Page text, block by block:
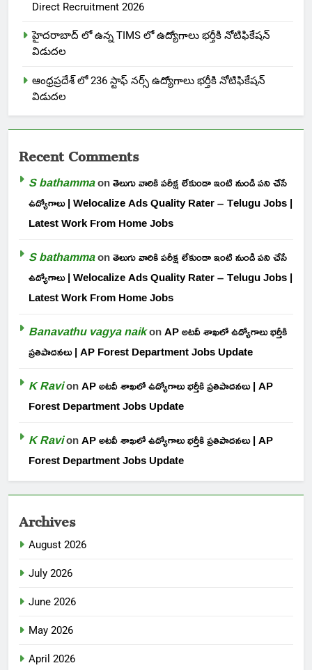
Direct Recruitment 2026
హైదరాబాద్ లో ఉన్న TIMS లో ఉద్యోగాలు భర్తీకి నోటిఫికేషన్
విడుదల
ఆంధ్రప్రదేశ్ లో 236 స్టాఫ్ నర్స్ ఉద్యోగాలు భర్తీకి నోటిఫికేషన్
విడుదల
Recent Comments
S bathammaonతెలుగు వారికి పరీక్ష లేకుండా ఇంటి నుండి పని చేసే
ఉద్యోగాలు | Welocalize Ads Quality Rater – Telugu Jobs |
Latest Work From Home Jobs
S bathammaonతెలుగు వారికి పరీక్ష లేకుండా ఇంటి నుండి పని చేసే
ఉద్యోగాలు | Welocalize Ads Quality Rater – Telugu Jobs |
Latest Work From Home Jobs
Banavathu vagya naikonAP అటవీ శాఖలో ఉద్యోగాలు భర్తీకి
ప్రతిపాదనలు | AP Forest Department Jobs Update
K RavionAP అటవీ శాఖలో ఉద్యోగాలు భర్తీకి ప్రతిపాదనలు | AP
Forest Department Jobs Update
K RavionAP అటవీ శాఖలో ఉద్యోగాలు భర్తీకి ప్రతిపాదనలు | AP
Forest Department Jobs Update
Archives
August 2026
July 2026
June 2026
May 2026
April 2026